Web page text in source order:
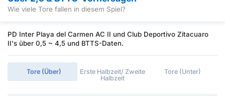
Wie viele Tore fallen in diesem Spiel?
PD Inter Playa del Carmen AC II und Club Deportivo Zitacuaro
II's über 0,5 ~ 4,5 und BTTS-Daten.
Tore (Über)
Erste Halbzeit/ Zweite
Halbzeit
Tore (Unter)